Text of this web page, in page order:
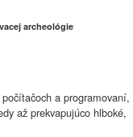
archeológie
a programovaní,
až prekvapujúco hlboké,